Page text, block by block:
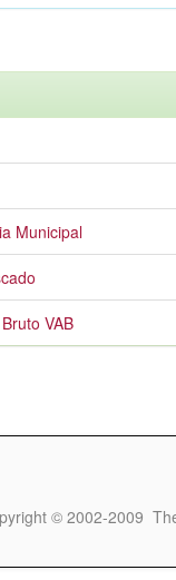
Municipal
VAB
© 2002-2009